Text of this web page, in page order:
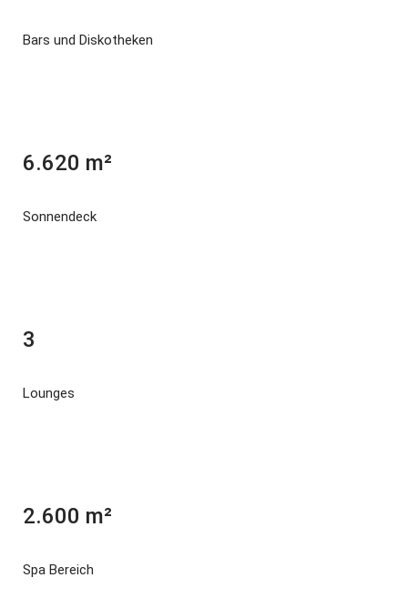
Bars und Diskotheken
6.620 m²
Sonnendeck
3
Lounges
2.600 m²
Spa Bereich